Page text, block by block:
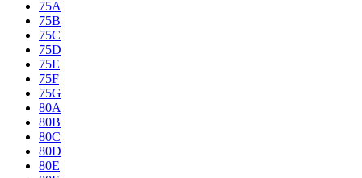
75A
75B
75C
75D
75E
75F
75G
80A
80B
80C
80D
80E